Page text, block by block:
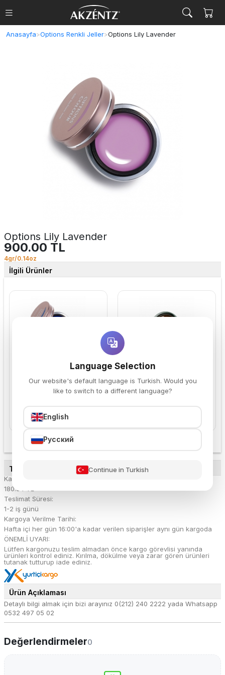
Anasayfa>Options Renkli Jeller>Options Lily Lavender
Options Lily Lavender
900.00 TL
4gr/0.14oz
İlgili Ürünler
Options Snazzy Blue
Sepete Ekle
Options Divine Cocoa
900.00 TL
TESLİMAT DETAYLARI
Kargo Ücreti:
180.54 TL
Teslimat Süresi:
1-2 iş günü
Kargoya Verilme Tarihi:
Hafta içi her gün 16:00'a kadar verilen siparişler aynı gün kargoda
ÖNEMLİ UYARI:
Lütfen kargonuzu teslim almadan önce kargo görevlisi yanında
ürünleri kontrol ediniz. Kırılma, dökülme veya zarar gören ürünleri
tutanak tutturup iade ediniz.
Ürün Açıklaması
Detaylı bilgi almak için bizi arayınız 0(212) 240 2222 yada Whatsapp
0532 497 05 02
Değerlendirmeler0
Language Selection
Our website's default language is Turkish. Would you
like to switch to a different language?
English
Русский
Continue in Turkish